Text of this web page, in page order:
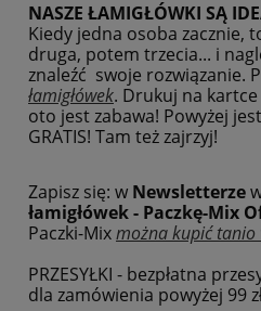
NASZE ŁAMIGŁÓWKI SĄ
Kiedy jedna osoba zacznie,
druga, potem trzecia... i
znaleźć swoje rozwiązanie.
łamigłówek. Drukuj na kartce
oto jest zabawa! Powyżej
GRATIS! Tam też zajrzyj!
Zapisz się: w Newsletterze
łamigłówek - Paczkę-Mix
Paczki-Mixmożna kupić tanio
PRZESYŁKI - bezpłatna
dla zamówienia powyżej 99